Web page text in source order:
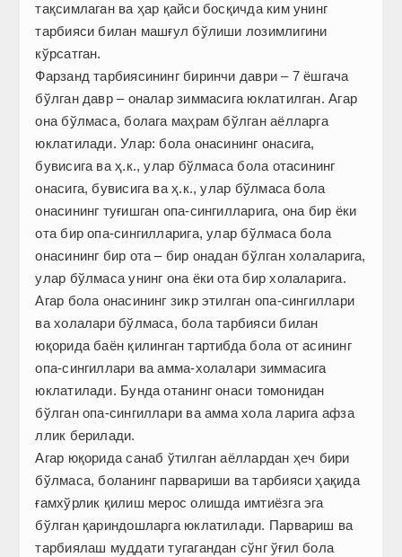
тақсимлаган ва ҳар қайси босқичда ким унинг
тарбияси билан машғул бўлиши лозимлигини
кўрсатган.
Фарзанд тарбиясининг биринчи даври – 7 ёшгача
бўлган давр – оналар зиммасига юклатилган. Агар
она бўлмаса, болага маҳрам бўлган аёлларга
юклатилади. Улар: бола онасининг онасига,
бувисига ва ҳ.к., улар бўлмаса бола отасининг
онасига, бувисига ва ҳ.к., улар бўлмаса бола
онасининг туғишган опа-сингилларига, она бир ёки
ота бир опа-сингилларига, улар бўлмаса бола
онасининг бир ота – бир онадан бўлган холаларига,
улар бўлмаса унинг она ёки ота бир холаларига.
Агар бола онасининг зикр этилган опа-сингиллари
ва холалари бўлмаса, бола тарбияси билан
юқорида баён қилинган тартибда бола от асининг
опа-сингиллари ва амма-холалари зиммасига
юклатилади. Бунда отанинг онаси томонидан
бўлган опа-сингиллари ва амма хола ларига афза
ллик берилади.
Агар юқорида санаб ўтилган аёллардан ҳеч бири
бўлмаса, боланинг парвариши ва тарбияси ҳақида
ғамхўрлик қилиш мерос олишда имтиёзга эга
бўлган қариндошларга юклатилади. Парвариш ва
тарбиялаш муддати тугагандан сўнг ўғил бола